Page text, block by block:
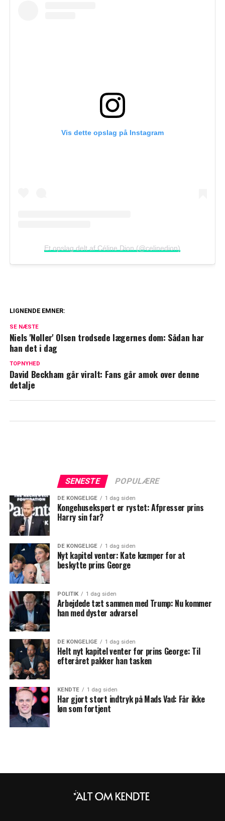
Vis dette opslag på Instagram
Et opslag delt af Céline Dion (@celinedion)
Kate vil ikke tilgive
Blachman åbner op om sårbart emne: Her
LIGNENDE EMNER:
SE NÆSTE
Niels 'Noller' Olsen trodsede lægernes dom: Sådan har
han det i dag
TOPNYHED
David Beckham går viralt: Fans går amok over denne
detalje
SENESTE POPULÆRE
DE KONGELIGE 1 dag siden
Kongehusekspert er rystet: Afpresser prins
Harry sin far?
DE KONGELIGE 1 dag siden
Nyt kapitel venter: Kate kæmper for at
beskytte prins George
POLITIK 1 dag siden
Arbejdede tæt sammen med Trump: Nu kommer
han med dyster advarsel
DE KONGELIGE 1 dag siden
Helt nyt kapitel venter for prins George: Til
efteråret pakker han tasken
KENDTE 1 dag siden
Har gjort stort indtryk på Mads Vad: Får ikke
løn som fortjent